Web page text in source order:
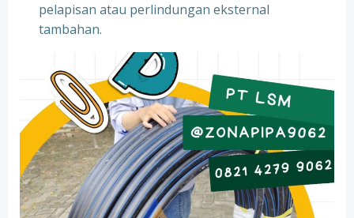
pelapisan atau perlindungan eksternal
tambahan.